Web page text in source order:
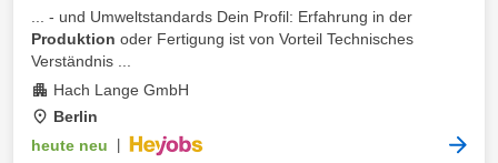
... - und Umweltstandards Dein Profil: Erfahrung in der
Produktion oder Fertigung ist von Vorteil Technisches
Verständnis ...
Hach Lange GmbH
Berlin
heute neu